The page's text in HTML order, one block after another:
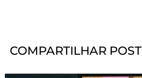
COMPARTILHAR POST